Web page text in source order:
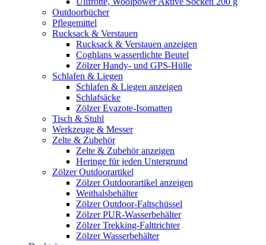
Outdoorbücher
Pflegemittel
Rucksack & Verstauen
Rucksack & Verstauen anzeigen
Coghlans wasserdichte Beutel
Zölzer Handy- und GPS-Hülle
Schlafen & Liegen
Schlafen & Liegen anzeigen
Schlafsäcke
Zölzer Evazote-Isomatten
Tisch & Stuhl
Werkzeuge & Messer
Zelte & Zubehör
Zelte & Zubehör anzeigen
Heringe für jeden Untergrund
Zölzer Outdoorartikel
Zölzer Outdoorartikel anzeigen
Weithalsbehälter
Zölzer Outdoor-Faltschüssel
Zölzer PUR-Wasserbehälter
Zölzer Trekking-Falttrichter
Zölzer Wasserbehälter